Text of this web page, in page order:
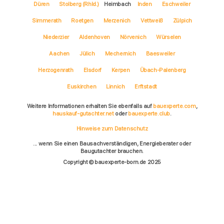
Düren Stolberg (Rhld.) Heimbach Inden Eschweiler
Simmerath Roetgen Merzenich Vettweiß Zülpich
Niederzier Aldenhoven Nörvenich Würselen
Aachen Jülich Mechernich Baesweiler
Herzogenrath Elsdorf Kerpen Übach-Palenberg
Euskirchen Linnich Erftstadt
Weitere Informationen erhalten Sie ebenfalls auf bauexperte.com,
hauskauf-gutachter.netoderbauexperte.club.
Hinweise zum Datenschutz
... wenn Sie einen Bausachverständigen, Energieberater oder
Baugutachter brauchen.
Copyright © bauexperte-born.de 2025